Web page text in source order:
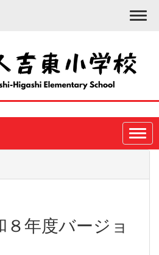
年度バージョ